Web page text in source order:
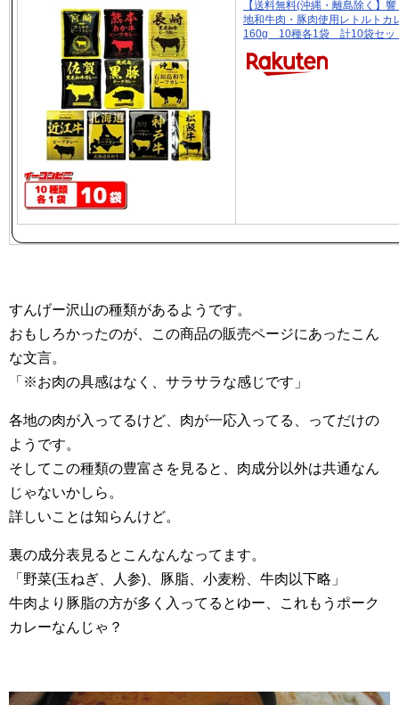
【送料無料(沖縄・離島除く】
地和牛肉・豚肉使用レトルト
160g 10種各1袋 計10袋セッ
すんげー沢山の種類があるようです。
おもしろかったのが、この商品の販売ページにあったこん
な文言。
「※お肉の具感はなく、サラサラな感じです」
各地の肉が入ってるけど、肉が一応入ってる、ってだけの
ようです。
そしてこの種類の豊富さを見ると、肉成分以外は共通なん
じゃないかしら。
詳しいことは知らんけど。
裏の成分表見るとこんなんなってます。
「野菜(玉ねぎ、人参)、豚脂、小麦粉、牛肉以下略」
牛肉より豚脂の方が多く入ってるとゆー、これもうポーク
カレーなんじゃ？